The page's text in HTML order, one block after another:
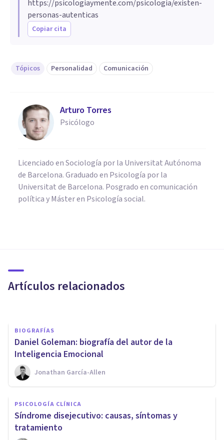
https://psicologiaymente.com/psicologia/existen-
personas-autenticas
Copiar cita
Tópicos Personalidad Comunicación
Arturo Torres
Psicólogo
Licenciado en Sociología por la Universitat Autónoma
de Barcelona. Graduado en Psicología por la
Universitat de Barcelona. Posgrado en comunicación
política y Máster en Psicología social.
Artículos relacionados
Psicología y Mente en 2016
BIOGRAFÍAS
Daniel Goleman: biografía del autor de la
Inteligencia Emocional
Jonathan García-Allen
PSICOLOGÍA CLÍNICA
Síndrome disejecutivo: causas, síntomas y
tratamiento
PAREJA
Los beneficios de la psicología
online aplicada a los
problemas de pareja